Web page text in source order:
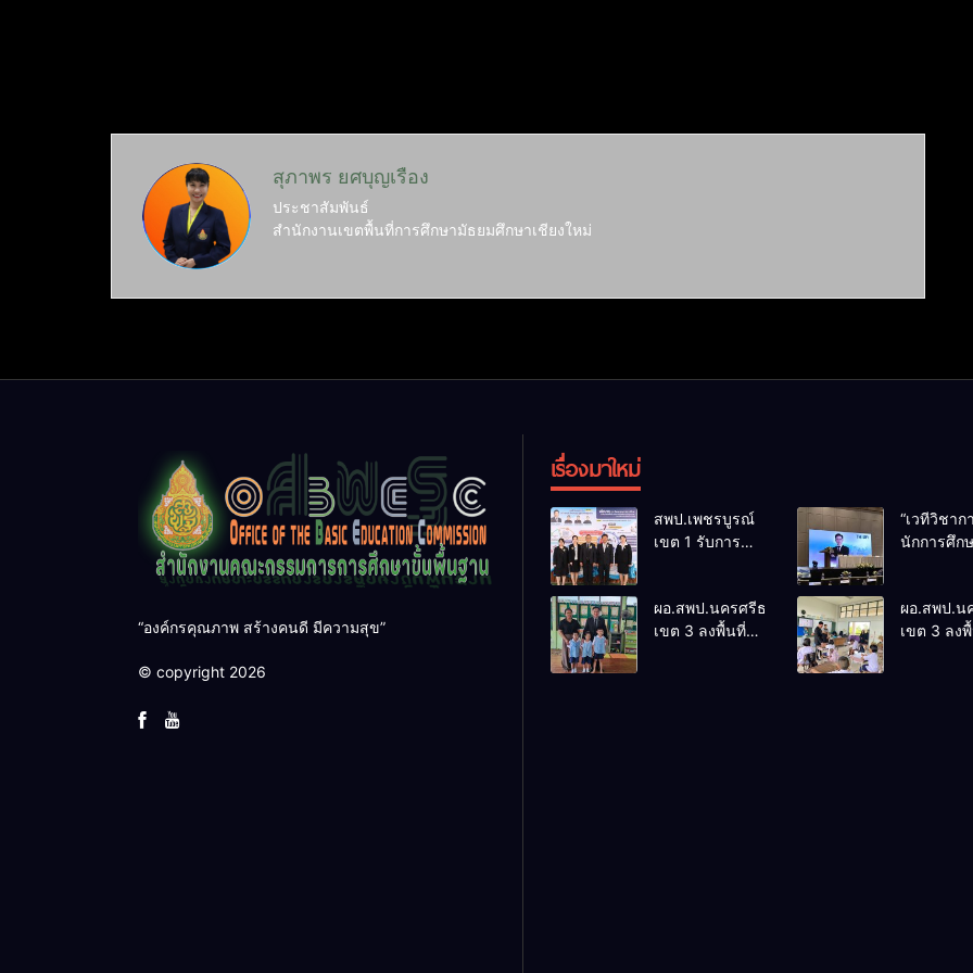
สุภาพร ยศบุญเรือง
ประชาสัมพันธ์
สำนักงานเขตพื้นที่การศึกษามัธยมศึกษาเชียงใหม่
“องค์กรคุณภาพ สร้างคนดี มีความสุข”
© copyright 2026
เรื่องมาใหม่
สพป.เพชรบูรณ์
เขต 1 รับการ
ประจักษ์ คัดเลือก
“ก.ต.ป.น.
“เวทีวิชาก
นักการศึก
Thailand
ผอ.สพป.นครศรีธรรมราช
เขต 3 ลงพื้นที่
ผอ.สพป.น
เขต 3 ลง